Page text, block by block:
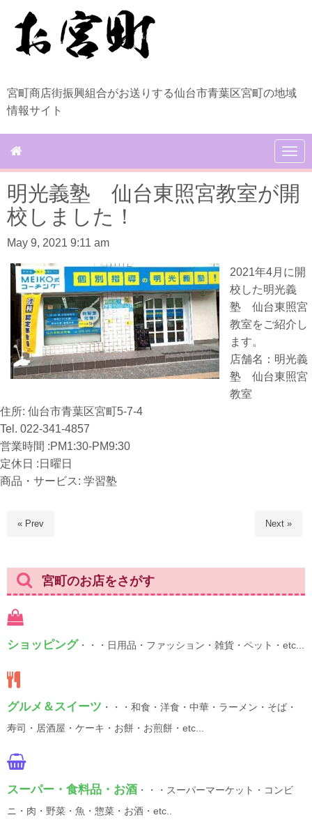
宮町商店街振興組合がお送りする仙台市青葉区宮町の地域
情報サイト
N
a
i
g
n
明光義塾 仙台東照宮教室が開
校しました！
May 9, 2021 9:11 am
2021年4月に開
校した明光義
塾 仙台東照宮
教室をご紹介し
ます。
店舗名：明光義
塾 仙台東照宮
教室
住所: 仙台市青葉区宮町5-7-4
Tel. 022-341-4857
営業時間 :PM1:30-PM9:30
定休日 :日曜日
商品・サービス: 学習塾
« Prev Next »
宮町のお店をさがす
ショッピング ・・・日用品・ファッション・雑貨・ペット・etc...
グルメ＆スイーツ ・・・和食・洋食・中華・ラーメン・そば・
寿司・居酒屋・ケーキ・お餅・お煎餅・etc...
スーパー・食料品・お酒 ・・・スーパーマーケット・コンビ
ニ・肉・野菜・魚・惣菜・お酒・etc..